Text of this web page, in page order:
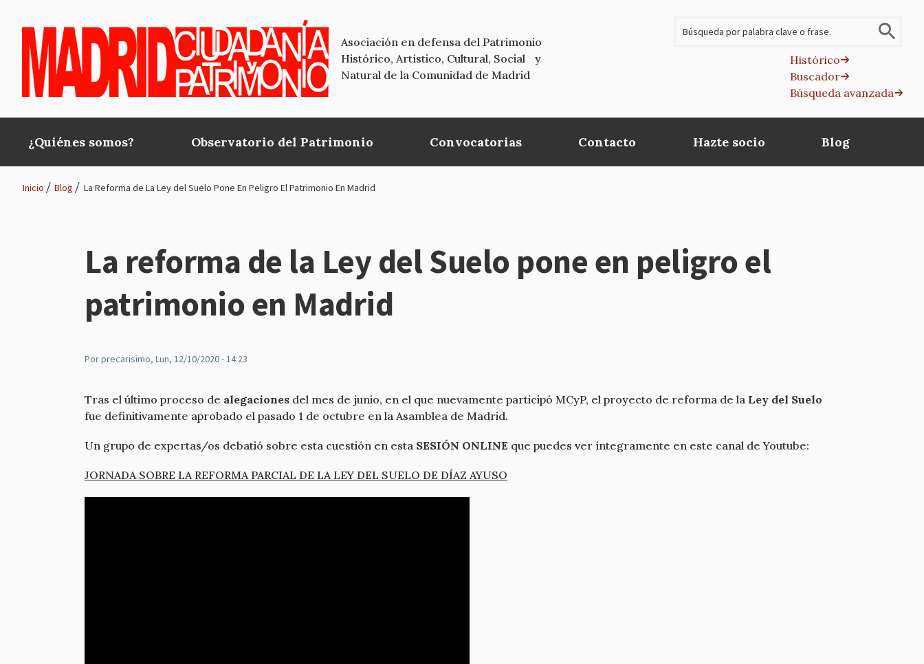
Asociación en defensa del Patrimonio
Histórico, Artístico, Cultural, Social y
Natural de la Comunidad de Madrid
Histórico
Buscador
Búsqueda avanzada
Main
navigation
¿Quiénes somos? Observatorio del Patrimonio Convocatorias Contacto Hazte socio Blog
Inicio Blog La Reforma de La Ley del Suelo Pone En Peligro El Patrimonio En Madrid
La reforma de la Ley del Suelo pone en peligro el
patrimonio en Madrid
Porprecarisimo, Lun, 12/10/2020 - 14:23
Tras el último proceso de alegaciones del mes de junio, en el que nuevamente participó MCyP, el proyecto de reforma de la Ley del Suelo
fue definitivamente aprobado el pasado 1 de octubre en la Asamblea de Madrid.
Un grupo de expertas/os debatió sobre esta cuestión en esta SESIÓN ONLINE que puedes ver íntegramente en este canal de Youtube:
JORNADA SOBRE LA REFORMA PARCIAL DE LA LEY DEL SUELO DE DÍAZ AYUSO